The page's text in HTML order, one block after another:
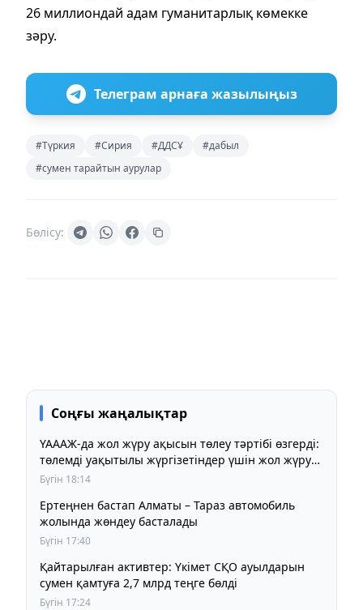
26 миллиондай адам гуманитарлық көмекке
зәру.
Телеграм арнаға жазылыңыз
#Түркия #Сирия #ДДСҰ
#дабыл
#сумен тарайтын аурулар
Бөлісу:
Соңғы жаңалықтар
ҮАААЖ-да жол жүру ақысын төлеу тәртібі өзгерді:
төлемді уақытылы жүргізетіндер үшін жол жүру
құны бұрынғы деңгейде сақталады
Бүгін 18:14
Ертеңнен бастап Алматы – Тараз автомобиль
жолында жөндеу басталады
Бүгін 17:40
Қайтарылған активтер: Үкімет СҚО ауылдарын
сумен қамтуға 2,7 млрд теңге бөлді
Бүгін 17:24